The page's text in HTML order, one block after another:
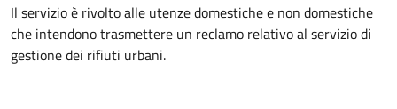
Il servizio è rivolto alle utenze domestiche e non domestiche
che intendono trasmettere un reclamo relativo al servizio di
gestione dei rifiuti urbani.